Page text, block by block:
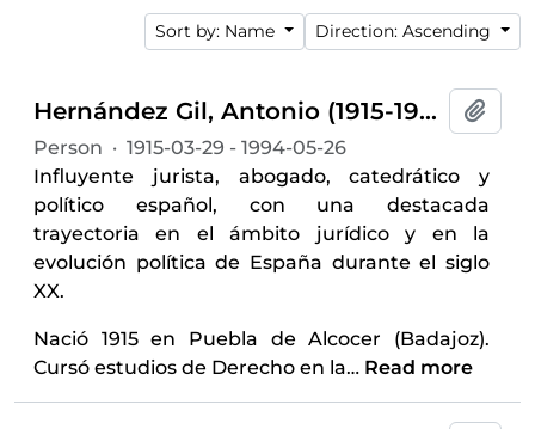
Sort by: Name Direction: Ascending
Hernández Gil, Antonio (1915-1994)
Person · 1915-03-29 - 1994-05-26
Influyente jurista, abogado, catedrático y
político español, con una destacada
trayectoria en el ámbito jurídico y en la
evolución política de España durante el siglo
XX.
Nació 1915 en Puebla de Alcocer (Badajoz).
Cursó estudios de Derecho en la… Read more